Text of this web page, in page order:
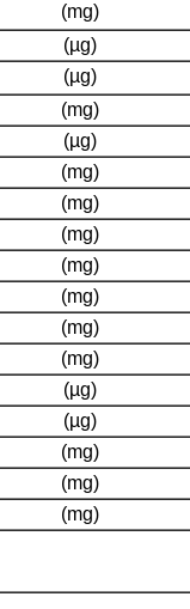
(mg)
(µg)
(µg)
(mg)
(µg)
(mg)
(mg)
(mg)
(mg)
(mg)
(mg)
(mg)
(µg)
(µg)
(mg)
(mg)
(mg)